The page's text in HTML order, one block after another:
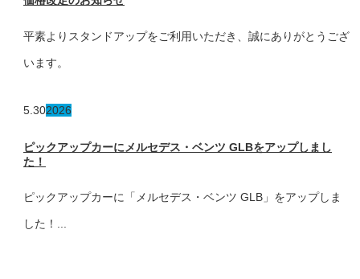
平素よりスタンドアップをご利用いただき、誠にありがとうござ
います。
5.302026
ピックアップカーにメルセデス・ベンツ GLBをアップしまし
た！
ピックアップカーに「メルセデス・ベンツ GLB」をアップしま
した！...